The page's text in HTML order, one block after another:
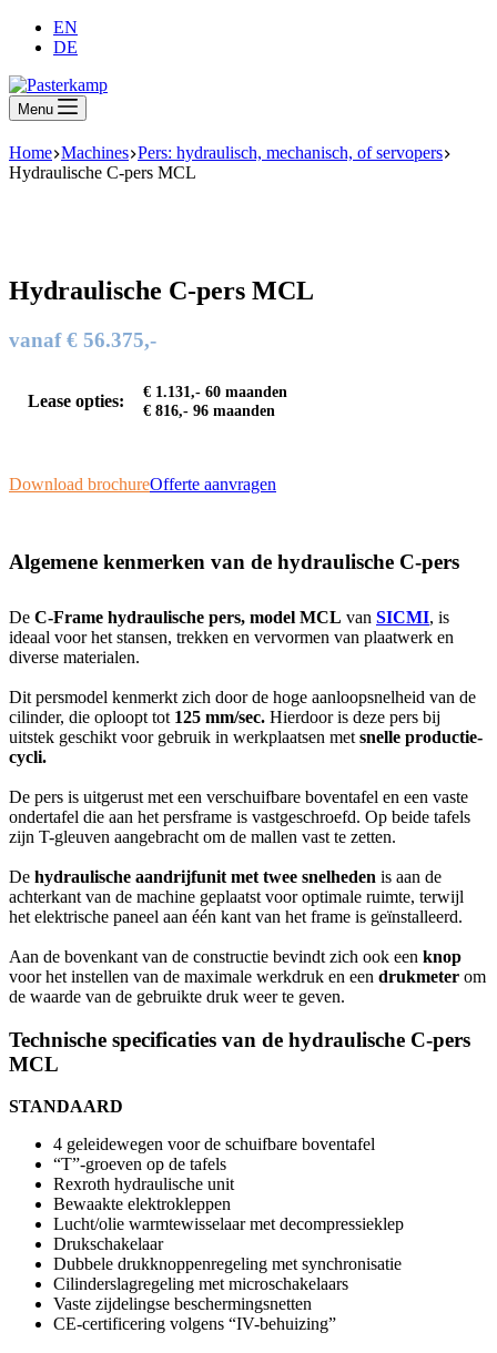
EN
DE
Menu
Home Machines Pers: hydraulisch, mechanisch, of servopers
Hydrau­lische C-pers MCL
Hydrau­lische C-pers MCL
vanaf € 56.375,-
Lease opties:
€ 1.131,- 60 maanden
€ 816,- 96 maanden
Download brochureOfferte aanvragen
Algemene kenmerken van de hydraulische C-pers
De C-Frame hydraulische pers, model MCL van SICMI, is
ideaal voor het stansen, trekken en vervormen van plaatwerk en
diverse materialen.
Dit persmodel kenmerkt zich door de hoge aanloopsnelheid van de
cilinder, die oploopt tot 125 mm/sec. Hierdoor is deze pers bij
uitstek geschikt voor gebruik in werkplaatsen met snelle productie­
cycli.
De pers is uitgerust met een verschuifbare boventafel en een vaste
ondertafel die aan het persframe is vastgeschroefd. Op beide tafels
zijn T-gleuven aangebracht om de mallen vast te zetten.
De hydraulische aandrijfunit met twee snelheden is aan de
achterkant van de machine geplaatst voor optimale ruimte, terwijl
het elektrische paneel aan één kant van het frame is geïnstalleerd.
Aan de bovenkant van de constructie bevindt zich ook een knop
voor het instellen van de maximale werkdruk en een drukmeter om
de waarde van de gebruikte druk weer te geven.
Technische specificaties van de hydraulische C-pers
MCL
STANDAARD
4 geleidewegen voor de schuifbare boventafel
“T”-groeven op de tafels
Rexroth hydraulische unit
Bewaakte elektrokleppen
Lucht/olie warmtewisselaar met decompressieklep
Drukschakelaar
Dubbele drukknoppenregeling met synchronisatie
Cilinderslagregeling met microschakelaars
Vaste zijdelingse beschermingsnetten
CE-certificering volgens “IV-behuizing”